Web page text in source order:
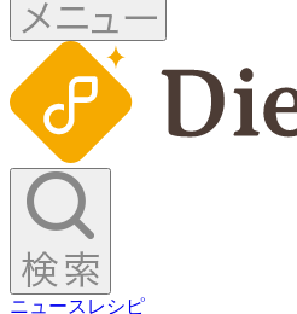
ニュース レシピ